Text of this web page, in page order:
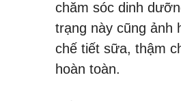
chăm sóc dinh
trạng này cũng ảnh
chế tiết sữa, thậm
hoàn toàn.